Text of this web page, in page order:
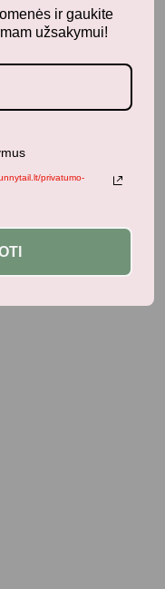
ir gaukite
užsakymui!
privatumo-